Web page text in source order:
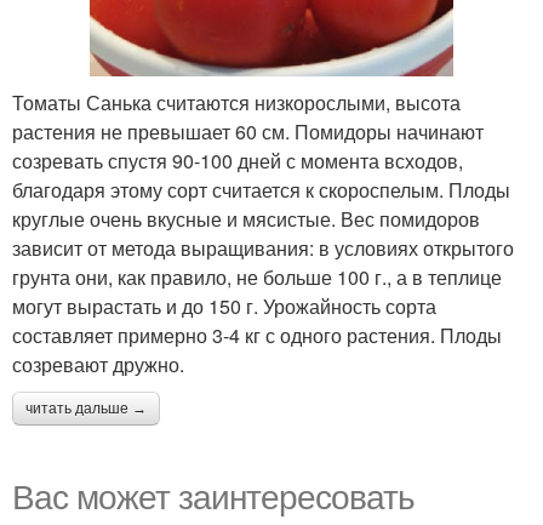
Томаты Санька считаются низкорослыми, высота
растения не превышает 60 см. Помидоры начинают
созревать спустя 90-100 дней с момента всходов,
благодаря этому сорт считается к скороспелым. Плоды
круглые очень вкусные и мясистые. Вес помидоров
зависит от метода выращивания: в условиях открытого
грунта они, как правило, не больше 100 г., а в теплице
могут вырастать и до 150 г. Урожайность сорта
составляет примерно 3-4 кг с одного растения. Плоды
созревают дружно.
читать дальше →
Вас может заинтересовать